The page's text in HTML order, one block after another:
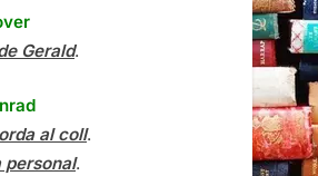
Gerald.
al coll.
personal.